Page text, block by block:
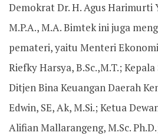
Demokrat Dr. H. Agus Harimurti
M.P.A., M.A. Bimtek ini juga
pemateri, yaitu Menteri
Riefky Harsya, B.Sc.,M.T.;
Ditjen Bina Keuangan Daerah
Edwin, SE, Ak, M.Si.; Ketua
Alifian Mallarangeng, M.Sc.